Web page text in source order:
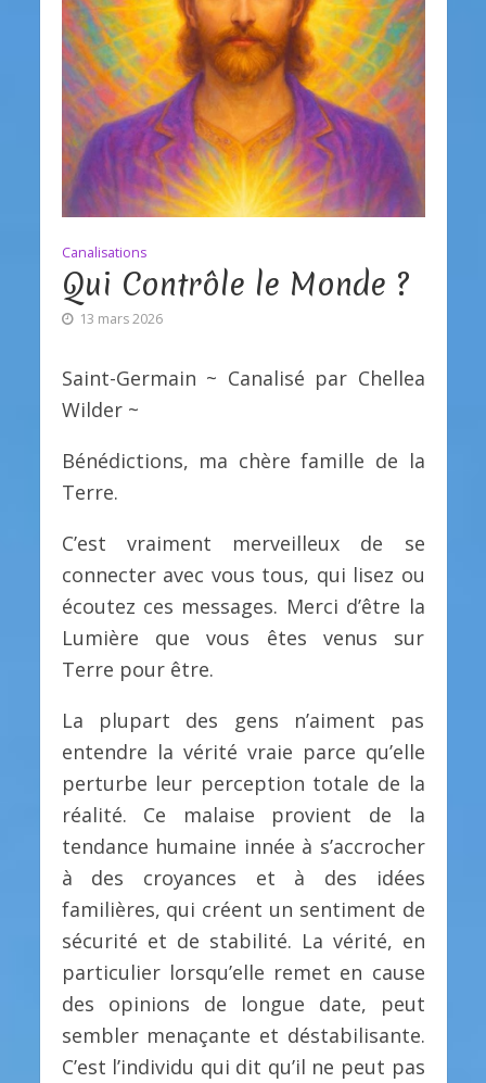
Canalisations
Qui Contrôle le Monde ?
13 mars 2026
Saint-Germain ~ Canalisé par Chellea
Wilder ~
Bénédictions, ma chère famille de la
Terre.
C’est vraiment merveilleux de se
connecter avec vous tous, qui lisez ou
écoutez ces messages. Merci d’être la
Lumière que vous êtes venus sur
Terre pour être.
La plupart des gens n’aiment pas
entendre la vérité vraie parce qu’elle
perturbe leur perception totale de la
réalité. Ce malaise provient de la
tendance humaine innée à s’accrocher
à des croyances et à des idées
familières, qui créent un sentiment de
sécurité et de stabilité. La vérité, en
particulier lorsqu’elle remet en cause
des opinions de longue date, peut
sembler menaçante et déstabilisante.
C’est l’individu qui dit qu’il ne peut pas